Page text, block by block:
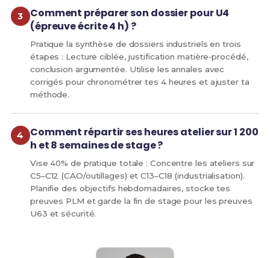
Comment préparer son dossier pour U4
(épreuve écrite 4 h) ?
Pratique la synthèse de dossiers industriels en trois
étapes : Lecture ciblée, justification matière‑procédé,
conclusion argumentée. Utilise les annales avec
corrigés pour chronométrer tes 4 heures et ajuster ta
méthode.
Comment répartir ses heures atelier sur 1 200
h et 8 semaines de stage ?
Vise 40% de pratique totale : Concentre les ateliers sur
C5–C12 (CAO/outillages) et C13–C18 (industrialisation).
Planifie des objectifs hebdomadaires, stocke tes
preuves PLM et garde la fin de stage pour les preuves
U63 et sécurité.